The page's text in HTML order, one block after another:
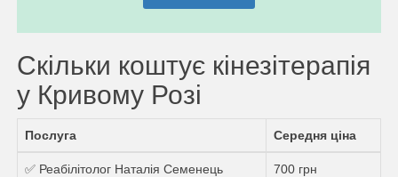
Скільки коштує кінезітерапія
у Кривому Розі
Послуга Середня ціна
✅ Реабілітолог Наталія Семенець 700 грн